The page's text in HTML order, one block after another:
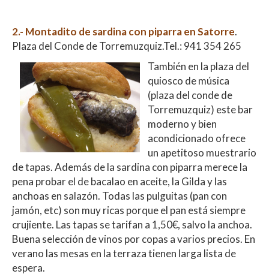
2.- Montadito de sardina con piparra en Satorre.
Plaza del Conde de Torremuzquiz.Tel.: 941 354 265
También en la plaza del
quiosco de música
(plaza del conde de
Torremuzquiz) este bar
moderno y bien
acondicionado ofrece
un apetitoso muestrario
de tapas. Además de la sardina con piparra merece la
pena probar el de bacalao en aceite, la Gilda y las
anchoas en salazón. Todas las pulguitas (pan con
jamón, etc) son muy ricas porque el pan está siempre
crujiente. Las tapas se tarifan a 1,50€, salvo la anchoa.
Buena selección de vinos por copas a varios precios. En
verano las mesas en la terraza tienen larga lista de
espera.